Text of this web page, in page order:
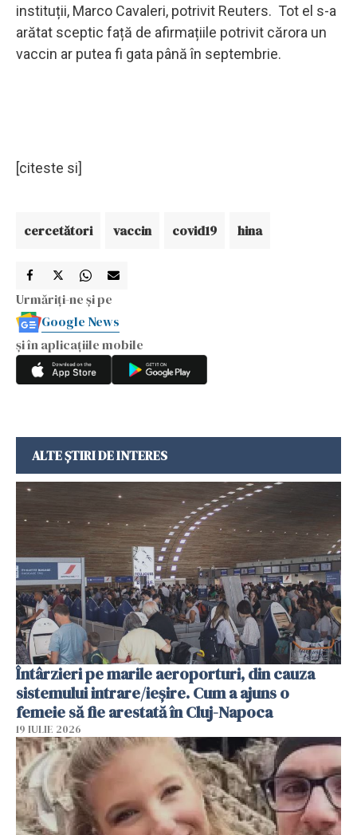
instituții, Marco Cavaleri, potrivit Reuters. Tot el s-a
arătat sceptic față de afirmațiile potrivit cărora un
vaccin ar putea fi gata până în septembrie.
[citeste si]
cercetători vaccin covid19 hina
Urmăriți-ne și pe
Google News
și în aplicațiile mobile
ALTE ȘTIRI DE INTERES
Întârzieri pe marile aeroporturi, din cauza
sistemului intrare/ieșire. Cum a ajuns o
femeie să fie arestată în Cluj-Napoca
19 IULIE 2026